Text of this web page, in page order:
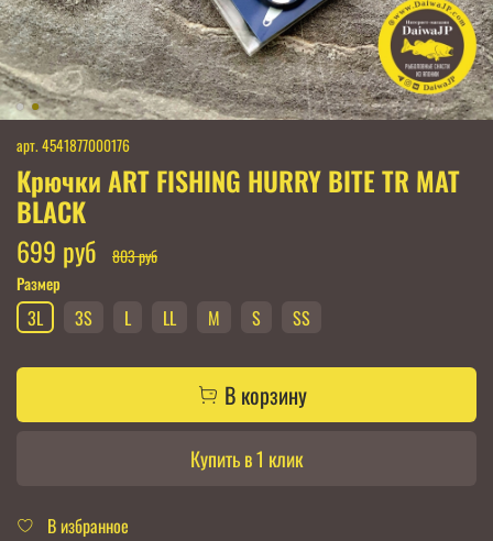
арт. 4541877000176
Крючки ART FISHING HURRY BITE TR MAT
BLACK
699 руб
803 руб
Размер
3L 3S L LL M S SS
В корзину
Купить в 1 клик
В избранное